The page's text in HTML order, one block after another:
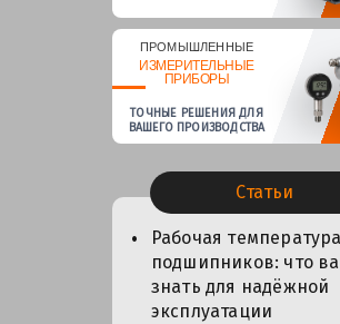
ПРОМЫШЛЕННЫЕ
ИЗМЕРИТЕЛЬНЫЕ
ПРИБОРЫ
ТОЧНЫЕ РЕШЕНИЯ ДЛЯ
ВАШЕГО ПРОИЗВОДСТВА
Статьи
Рабочая температура
подшипников: что
знать для надёжной
эксплуатации